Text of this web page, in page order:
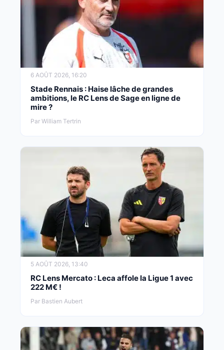
6 AOÛT 2026, 16:20
Stade Rennais : Haise lâche de grandes
ambitions, le RC Lens de Sage en ligne de
mire ?
Par William Tertrin
5 AOÛT 2026, 13:40
RC Lens Mercato : Leca affole la Ligue 1 avec
222 M€ !
Par Bastien Aubert